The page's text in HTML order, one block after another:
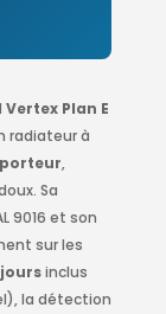
Plan E
radiateur à
,
Sa
9016 et son
sur les
inclus
la détection